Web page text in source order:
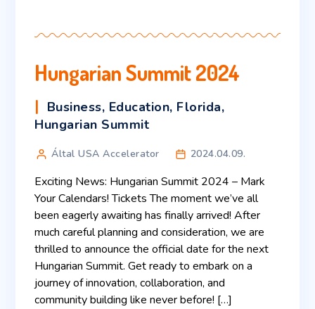
Hungarian Summit 2024
Business, Education, Florida,
Hungarian Summit
Által USA Accelerator 2024.04.09.
Exciting News: Hungarian Summit 2024 – Mark
Your Calendars! Tickets The moment we’ve all
been eagerly awaiting has finally arrived! After
much careful planning and consideration, we are
thrilled to announce the official date for the next
Hungarian Summit. Get ready to embark on a
journey of innovation, collaboration, and
community building like never before! […]